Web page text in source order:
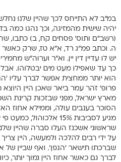
במ”ב לא התייחס לכך שהיין שלנו
יהיה שישית מהמזיגה, וכך נהגו כמה
(רשב”ם ותוס’ פסחים קח, ב) כתבו,
ה. וכתב פמ”ג רד, א”א טז, שרק כאשר
יש לו עדיין דין יין. וא”ר וערוה”ש
כך עד שאפילו מעט מים יבטלוהו.
הוא יותר ממחצית אפשר לברך עליו
פרופ’ זֹהר עמר ביאר שאכן היין
מארץ ישראל, מפני שבזכות קרינת
הסוכר בענבים עולה, וממילא אחוז
מגיע לסביבות 15%
שראשוני אשכנז העלו סברה שהיין
על ידי רבים להלכה ולמעשה, היין
שברכתו תישאר ‘הגפן’. ואף שביין
לברך גם כאשר אחוז היין נמוך יותר,